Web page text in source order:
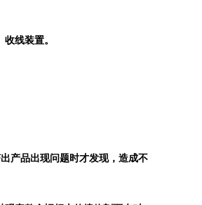
线装置。
产品出现问题时才发现，造成不